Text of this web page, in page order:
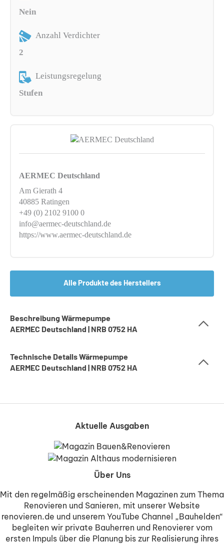
Nein
Anzahl Verdichter
2
Leistungsregelung
Stufen
AERMEC Deutschland
Am Gierath 4
40885 Ratingen
+49 (0) 2102 9100 0
info@aermec-deutschland.de
https://www.aermec-deutschland.de
Alle Produkte des Herstellers
Beschreibung Wärmepumpe
AERMEC Deutschland | NRB 0752 HA
Technische Details Wärmepumpe
AERMEC Deutschland | NRB 0752 HA
Aktuelle Ausgaben
Über Uns
Mit den regelmäßig erscheinenden Magazinen zum Thema
Renovieren und Sanieren, mit unserer Website
renovieren.de und unserem YouTube Channel „Bauhelden“
begleiten wir private Bauherren und Renovierer vom
ersten Impuls über die Planung bis zur Realisierung ihres